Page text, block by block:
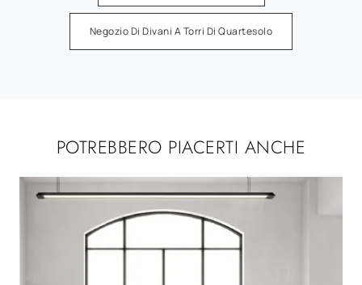
Negozio Di Divani A Torri Di Quartesolo
POTREBBERO PIACERTI ANCHE